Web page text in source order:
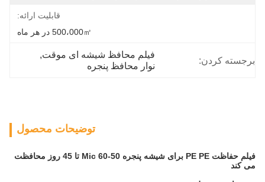
قابلیت ارائه:
500،000㎡ در هر ماه
برجسته کردن:
فیلم محافظ شیشه ای موقت,
نوار محافظ پنجره
توضیحات محصول
فیلم حفاظت PE PE برای شیشه پنجره 50-60 Mic تا 45 روز محافظت
می کند